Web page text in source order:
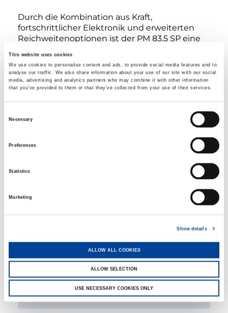
This website uses cookies
We use cookies to personalise content and ads, to provide social media features and to
analyse our traffic. We also share information about your use of our site with our social
media, advertising and analytics partners who may combine it with other information
that you’ve provided to them or that they’ve collected from your use of their services.
Necessary
Preferences
Statistics
Marketing
Show details
ALLOW ALL COOKIES
ALLOW SELECTION
USE NECESSARY COOKIES ONLY
Durch die Kombination aus Kraft,
fortschrittlicher Elektronik und erweiterten
Reichweitenoptionen ist der PM 83.5 SP eine
zuverlässig meistert.
FAHRZEUGTYP
TON
LBS
ton ton ton ton
26.00
ton
32.00
ton
44.00
ton